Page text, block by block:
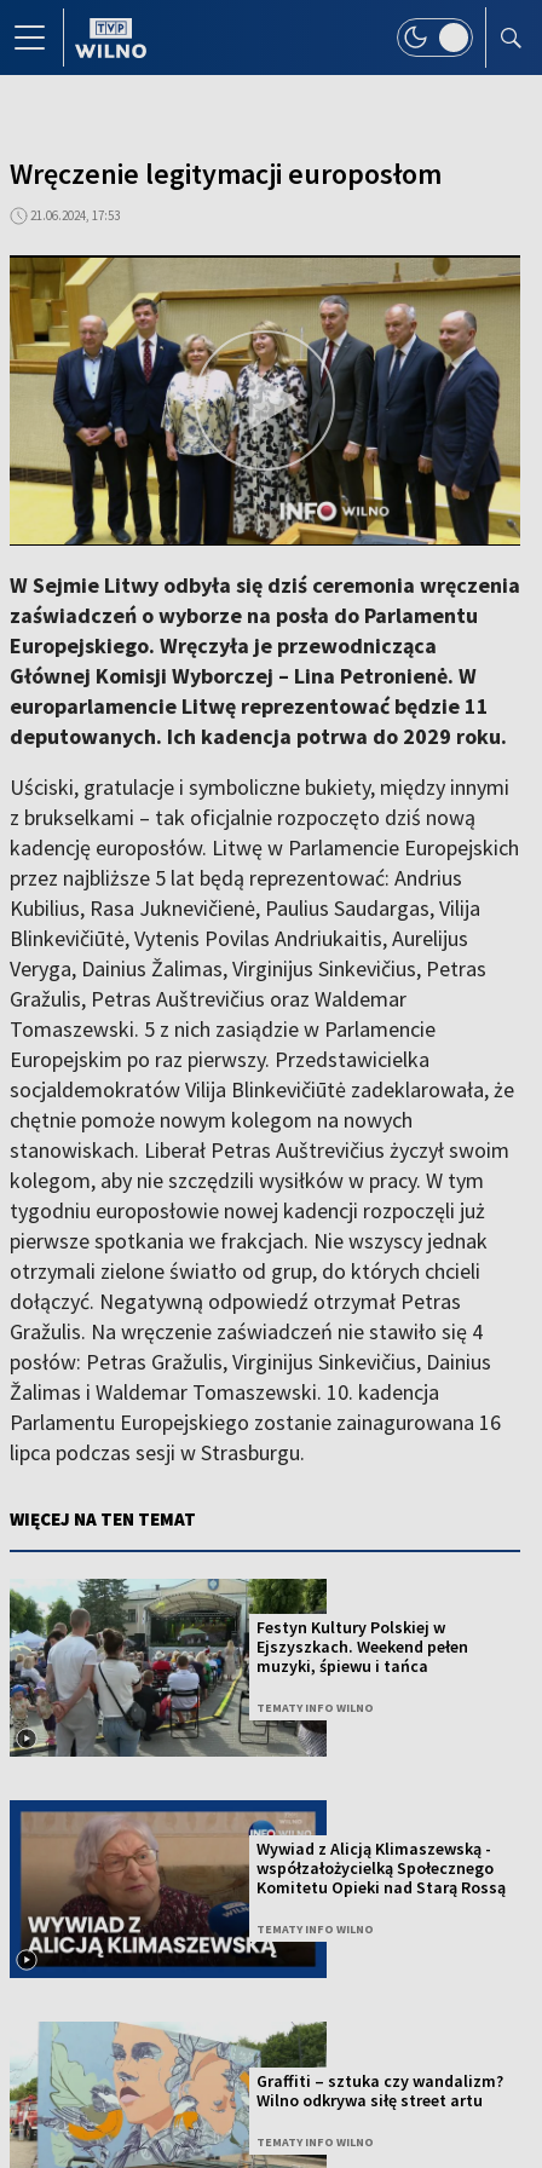
Wręczenie legitymacji europosłom
21.06.2024, 17:53
W Sejmie Litwy odbyła się dziś ceremonia wręczenia
zaświadczeń o wyborze na posła do Parlamentu
Europejskiego. Wręczyła je przewodnicząca
Głównej Komisji Wyborczej – Lina Petronienė. W
europarlamencie Litwę reprezentować będzie 11
deputowanych. Ich kadencja potrwa do 2029 roku.
Uściski, gratulacje i symboliczne bukiety, między innymi
z brukselkami – tak oficjalnie rozpoczęto dziś nową
kadencję europosłów. Litwę w Parlamencie Europejskich
przez najbliższe 5 lat będą reprezentować: Andrius
Kubilius, Rasa Juknevičienė, Paulius Saudargas, Vilija
Blinkevičiūtė, Vytenis Povilas Andriukaitis, Aurelijus
Veryga, Dainius Žalimas, Virginijus Sinkevičius, Petras
Gražulis, Petras Auštrevičius oraz Waldemar
Tomaszewski. 5 z nich zasiądzie w Parlamencie
Europejskim po raz pierwszy. Przedstawicielka
socjaldemokratów Vilija Blinkevičiūtė zadeklarowała, że
chętnie pomoże nowym kolegom na nowych
stanowiskach. Liberał Petras Auštrevičius życzył swoim
kolegom, aby nie szczędzili wysiłków w pracy. W tym
tygodniu europosłowie nowej kadencji rozpoczęli już
pierwsze spotkania we frakcjach. Nie wszyscy jednak
otrzymali zielone światło od grup, do których chcieli
dołączyć. Negatywną odpowiedź otrzymał Petras
Gražulis. Na wręczenie zaświadczeń nie stawiło się 4
posłów: Petras Gražulis, Virginijus Sinkevičius, Dainius
Žalimas i Waldemar Tomaszewski. 10. kadencja
Parlamentu Europejskiego zostanie zainagurowana 16
lipca podczas sesji w Strasburgu.
WIĘCEJ NA TEN TEMAT
Festyn Kultury Polskiej w
Ejszyszkach. Weekend pełen
muzyki, śpiewu i tańca
TEMATY INFO WILNO
Wywiad z Alicją Klimaszewską -
współzałożycielką Społecznego
Komitetu Opieki nad Starą Rossą
TEMATY INFO WILNO
Graffiti – sztuka czy wandalizm?
Wilno odkrywa siłę street artu
TEMATY INFO WILNO